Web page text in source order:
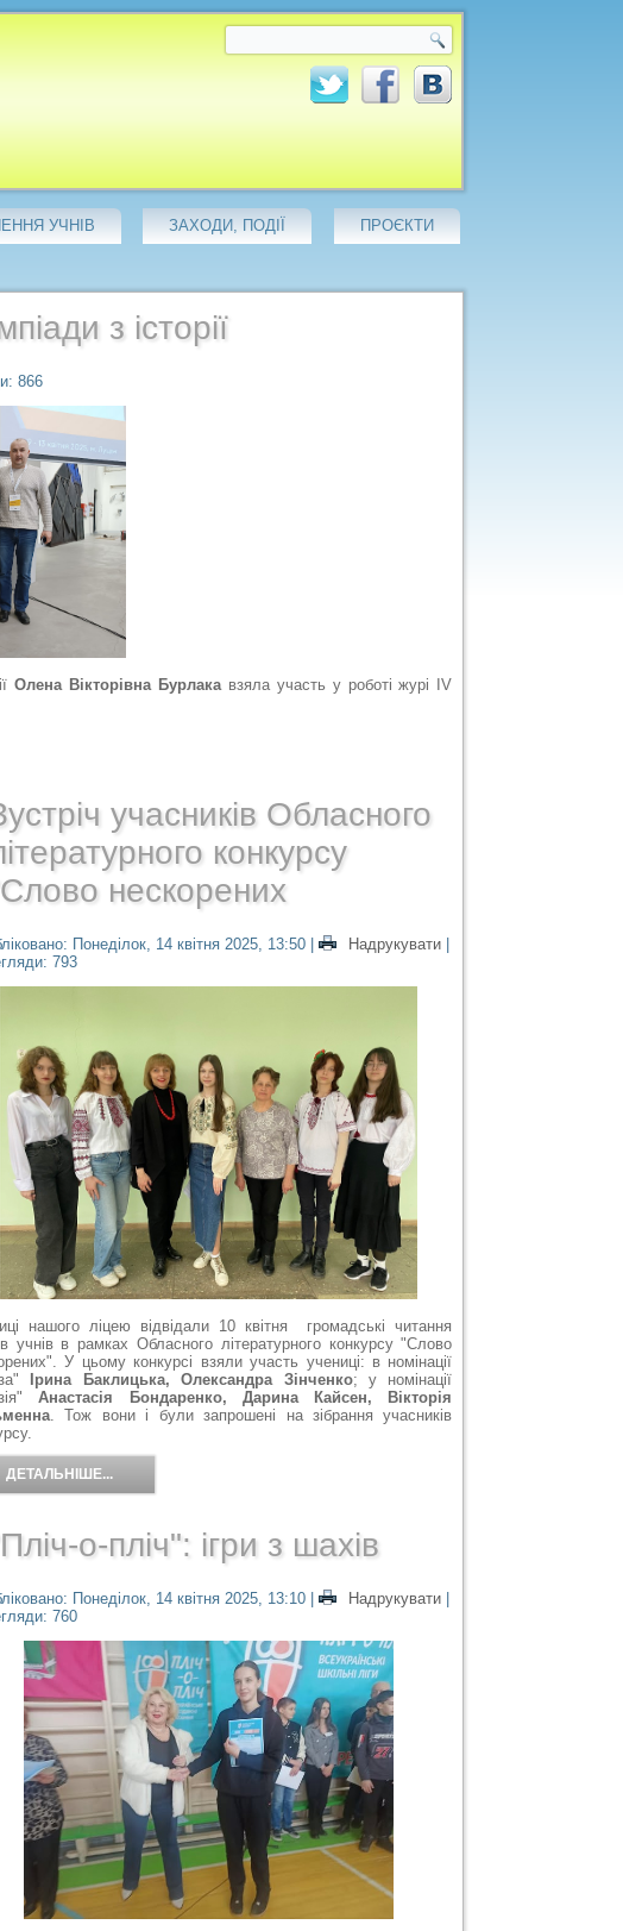
УЧНІВ ЗАХОДИ, ПОДІЇ
ПРОЄКТИ
з історії
866
Олена Вікторівна Бурлакавзяла участь у роботі журі IV
учасників Обласного
конкурсу
нескорених
Понеділок, 14 квітня 2025, 13:50| Надрукувати
793
нашого ліцею відвідали 10 квітня громадські читання
учнів в рамках Обласного літературного конкурсу "Слово
У цьому конкурсі взяли участь учениці: в номінації
Ірина Баклицька, Олександра Зінченко; у номінації
Анастасія Бондаренко, Дарина Кайсен, Вікторія
. Тож вони і були запрошені на зібрання учасників
ДЕТАЛЬНІШЕ...
о-пліч": ігри з шахів
Понеділок, 14 квітня 2025, 13:10| Надрукувати
760